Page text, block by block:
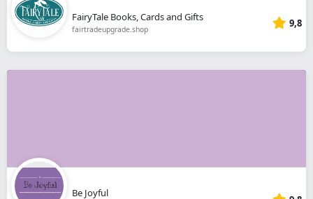
FairyTale Books, Cards and Gifts
fairtradeupgrade.shop 9,8
Be Joyful